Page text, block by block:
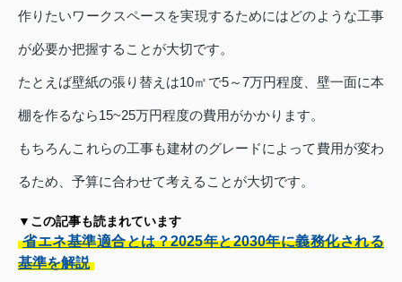
作りたいワークスペースを実現するためにはどのような工事
が必要か把握することが大切です。
たとえば壁紙の張り替えは10㎡で5～7万円程度、壁一面に本
棚を作るなら15~25万円程度の費用がかかります。
もちろんこれらの工事も建材のグレードによって費用が変わ
るため、予算に合わせて考えることが大切です。
▼この記事も読まれています
省エネ基準適合とは？2025年と2030年に義務化される
基準を解説